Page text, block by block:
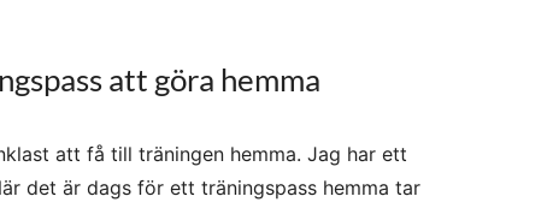
att göra hemma
att få till träningen hemma. Jag har ett
det är dags för ett träningspass hemma tar